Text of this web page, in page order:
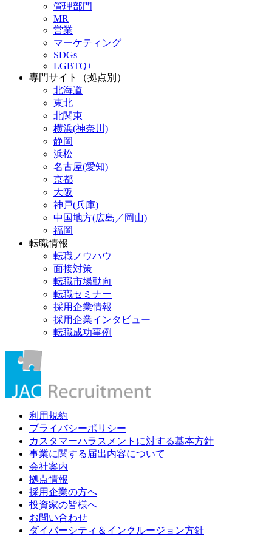
管理部門
MR
営業
マーケティング
SDGs
LGBTQ+
専門サイト（拠点別）
北海道
東北
北関東
横浜(神奈川)
静岡
浜松
名古屋(愛知)
京都
大阪
神戸(兵庫)
中国地方(広島／岡山)
福岡
転職情報
転職ノウハウ
面接対策
転職市場動向
転職セミナー
採用企業情報
採用企業インタビュー
転職成功事例
利用規約
プライバシーポリシー
カスタマーハラスメントに対する基本方針
事業に関する届出内容について
会社案内
拠点情報
採用企業の方へ
投資家の皆様へ
お問い合わせ
ダイバーシティ＆インクルージョン方針